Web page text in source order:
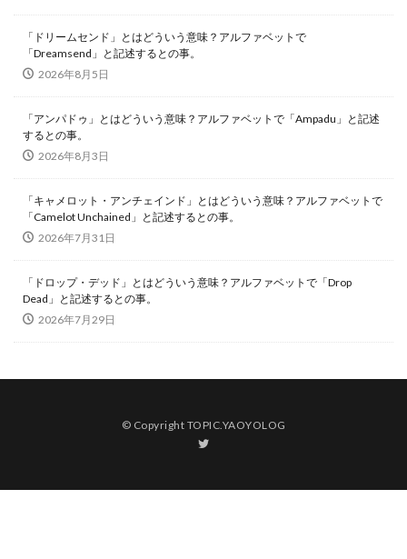
「ドリームセンド」とはどういう意味？アルファベットで
「Dreamsend」と記述するとの事。
2026年8月5日
「アンパドゥ」とはどういう意味？アルファベットで「Ampadu」と記述
するとの事。
2026年8月3日
「キャメロット・アンチェインド」とはどういう意味？アルファベットで
「Camelot Unchained」と記述するとの事。
2026年7月31日
「ドロップ・デッド」とはどういう意味？アルファベットで「Drop
Dead」と記述するとの事。
2026年7月29日
© Copyright TOPIC.YAOYOLOG